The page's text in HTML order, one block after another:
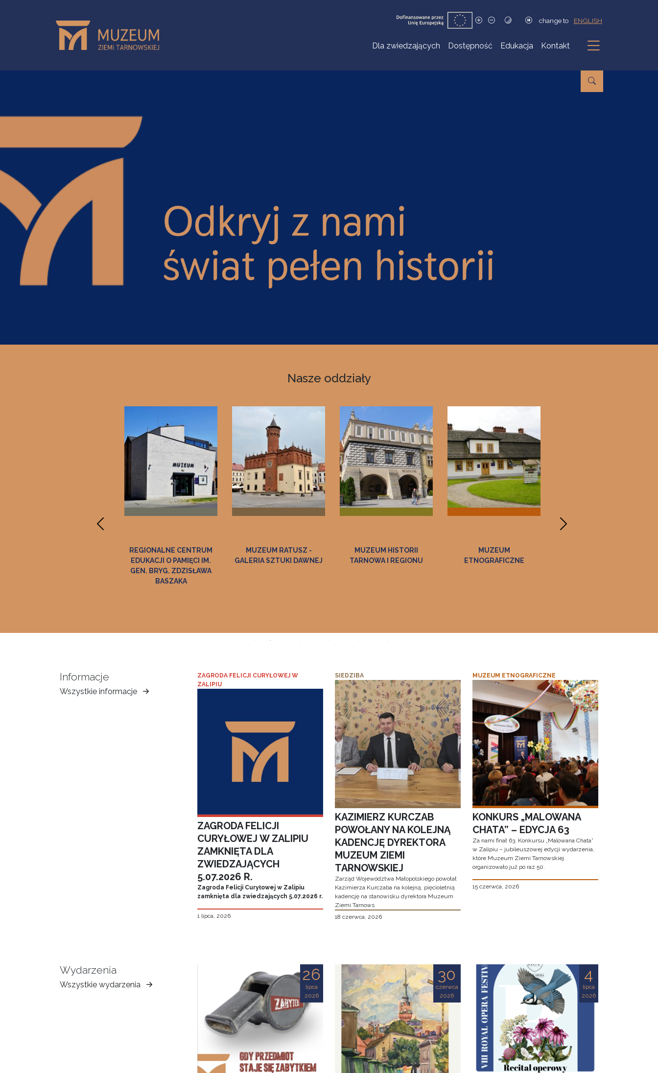
change to ENGLISH
Dla zwiedzających Dostępność Edukacja Kontakt
Podmenu
Nasze oddziały
MUZEUM RATUSZ -
GALERIA SZTUKI DAWNEJ
MUZEUM HISTORII
TARNOWA I REGIONU
MUZEUM
ETNOGRAFICZNE
ZAGRODA FELICJI
CURYŁOWEJ W ZALIPIU
Informacje
Wszystkie informacje
Muzeum
ZAGRODA FELICJI CURYŁOWEJ W
ZALIPIU
ZAGRODA FELICJI
CURYŁOWEJ W ZALIPIU
ZAMKNIĘTA DLA
ZWIEDZAJĄCYCH
5.07.2026 R.
Zagroda Felicji Curyłowej w Zalipiu
zamknięta dla zwiedzających 5.07.2026 r.
1 lipca, 2026
SIEDZIBA
KAZIMIERZ KURCZAB
POWOŁANY NA KOLEJNĄ
KADENCJĘ DYREKTORA
MUZEUM ZIEMI
TARNOWSKIEJ
Zarząd Województwa Małopolskiego powołał
Kazimierza Kurczaba na kolejną, pięcioletnią
kadencję na stanowisku dyrektora Muzeum
Ziemi Tarnows
18 czerwca, 2026
MUZEUM ETNOGRAFICZNE
KONKURS „MALOWANA
CHATA” – EDYCJA 63
Za nami finał 63. Konkursu „Malowana Chata”
w Zalipiu – jubileuszowej edycji wydarzenia,
które Muzeum Ziemi Tarnowskiej
organizowało już po raz 50.
15 czerwca, 2026
Wydarzenia
Wszystkie wydarzenia
Muzeum
26
lipca
2026
30
czerwca
2026
4
lipca
2026